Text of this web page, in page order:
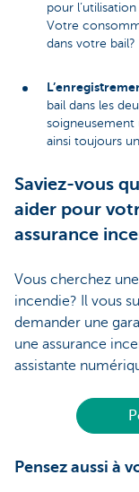
pour
Votre
dans votre bail?
bail dans les
ainsi toujours
Saviez-vous
aider pour
assurance
Vous cherchez
incendie? Il vous
demander une
une assurance
assistante
Pensez aussi à